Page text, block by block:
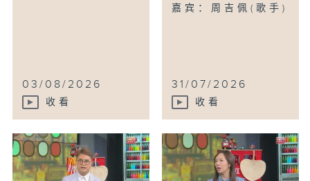
03/08/2026
收看
嘉宾：周吉佩(歌手)
31/07/2026
收看